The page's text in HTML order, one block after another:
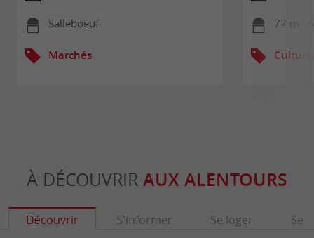
Salleboeuf
Marchés
72 m -
Culture
À DÉCOUVRIR AUX ALENTOURS
Découvrir S'informer Se loger Se